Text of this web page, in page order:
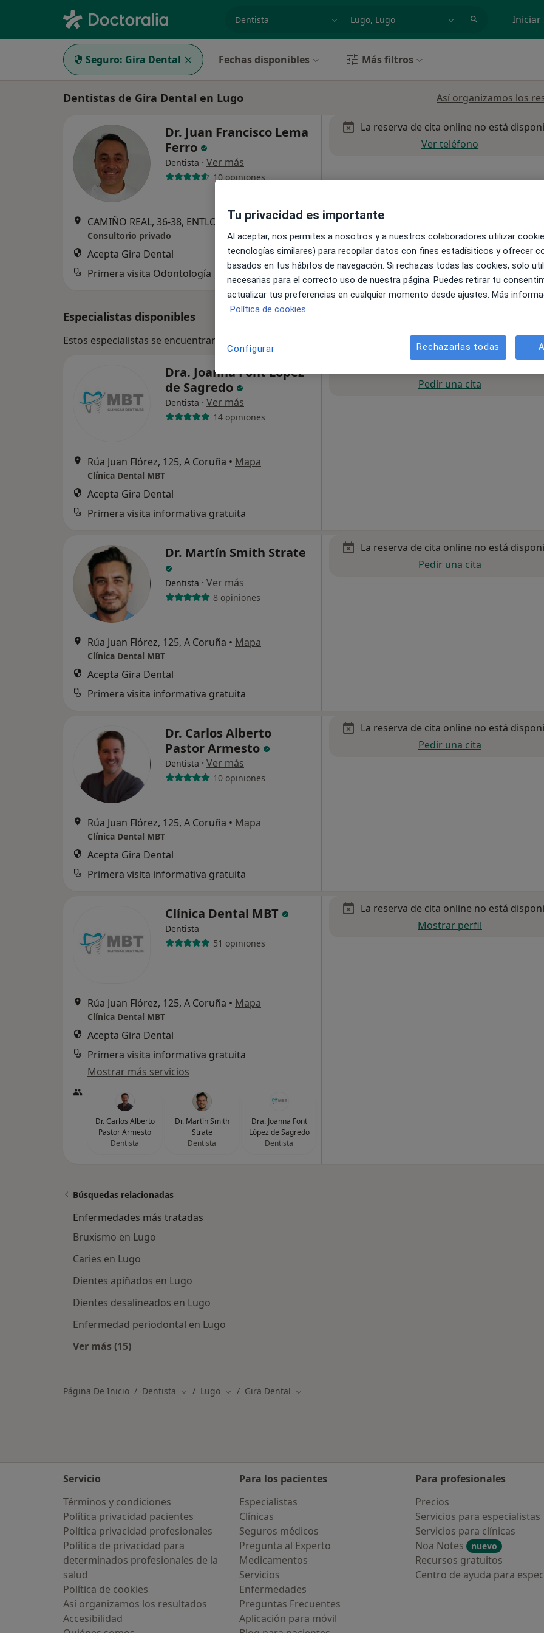
Iniciar
Seguro: Gira Dental Fechas disponibles Más filtros
Dentistas de Gira Dental en Lugo Así organizamos los
Dr. Juan Francisco Lema
Ferro
Dentista · Ver más
10 opiniones
CAMIÑO REAL, 36-38, ENTLO IZQ, Lugo• Mapa
Consultorio privado
Acepta Gira Dental
Primera visita Odontología
La reserva de cita online no está
Ver teléfono
Especialistas disponibles
Estos especialistas se encuentran fuera de Lugo, Lugo, en zonas cercanas a tu búsqueda
Dra. Joanna Font López
de Sagredo
Dentista · Ver más
14 opiniones
Rúa Juan Flórez, 125, A Coruña • Mapa
Clínica Dental MBT
Acepta Gira Dental
Primera visita informativa gratuita
Pedir una cita
Dr. Martín Smith Strate
Dentista · Ver más
8 opiniones
Rúa Juan Flórez, 125, A Coruña • Mapa
Clínica Dental MBT
Acepta Gira Dental
Primera visita informativa gratuita
La reserva de cita online no está
Pedir una cita
Dr. Carlos Alberto
Pastor Armesto
Dentista · Ver más
10 opiniones
Rúa Juan Flórez, 125, A Coruña • Mapa
Clínica Dental MBT
Acepta Gira Dental
Primera visita informativa gratuita
La reserva de cita online no está
Pedir una cita
Clínica Dental MBT
Dentista
51 opiniones
Rúa Juan Flórez, 125, A Coruña • Mapa
Clínica Dental MBT
Acepta Gira Dental
Primera visita informativa gratuita
Mostrar más servicios
Dr. Carlos Alberto
Pastor Armesto
Dentista
Dr. Martín Smith
Strate
Dentista
Dra. Joanna Font
López de Sagredo
Dentista
La reserva de cita online no está
Mostrar perfil
Búsquedas relacionadas
Enfermedades más tratadas
Bruxismo en Lugo
Caries en Lugo
Dientes apiñados en Lugo
Dientes desalineados en Lugo
Enfermedad periodontal en Lugo
Ver más (15)
Página De Inicio Dentista Cambiar de ciudad
Lugo Cambiar de ciudad
Gira Dental Cambiar de ciudad
Servicio
Términos y condiciones
Política privacidad pacientes
Política privacidad profesionales
Política de privacidad para
determinados profesionales de la
salud
Política de cookies
Así organizamos los resultados
Accesibilidad
Para los pacientes
Especialistas
Clínicas
Seguros médicos
Pregunta al Experto
Medicamentos
Servicios
Enfermedades
Preguntas Frecuentes
Aplicación para móvil
Para profesionales
Precios
Servicios para especialistas
Servicios para clínicas
Noa Notes
nuevo
Recursos gratuitos
Centro de ayuda para
Tu privacidad es importante
Al aceptar, nos permites a nosotros y a nuestros colaboradores utilizar
tecnologías similares) para recopilar datos con fines estadísiticos y ofrecer
basados en tus hábitos de navegación. Si rechazas todas las cookies, solo
necesarias para el correcto uso de nuestra página. Puedes retirar tu
actualizar tus preferencias en cualquier momento desde ajustes. Más
Política de cookies.
Configurar Rechazarlas todas